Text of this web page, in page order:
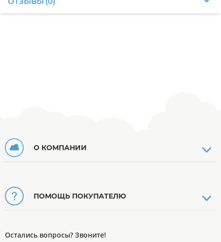
О КОМПАНИИ
ПОМОЩЬ ПОКУПАТЕЛЮ
Остались вопросы? Звоните!